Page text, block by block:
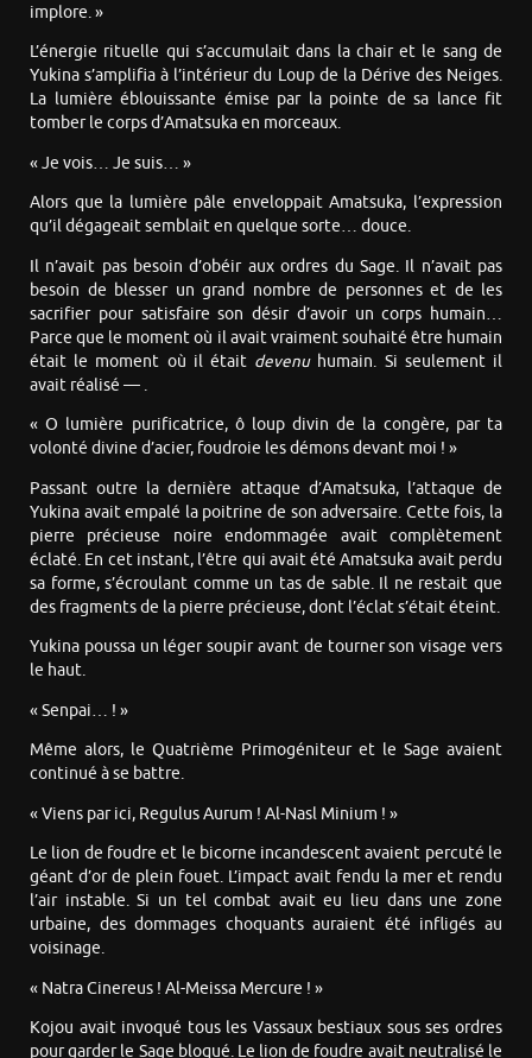
implore. »
L’énergie rituelle qui s’accumulait dans la chair et le sang de
Yukina s’amplifia à l’intérieur du Loup de la Dérive des Neiges.
La lumière éblouissante émise par la pointe de sa lance fit
tomber le corps d’Amatsuka en morceaux.
« Je vois… Je suis… »
Alors que la lumière pâle enveloppait Amatsuka, l’expression
qu’il dégageait semblait en quelque sorte… douce.
Il n’avait pas besoin d’obéir aux ordres du Sage. Il n’avait pas
besoin de blesser un grand nombre de personnes et de les
sacrifier pour satisfaire son désir d’avoir un corps humain…
Parce que le moment où il avait vraiment souhaité être humain
était le moment où il était devenu humain. Si seulement il
avait réalisé — .
« O lumière purificatrice, ô loup divin de la congère, par ta
volonté divine d’acier, foudroie les démons devant moi ! »
Passant outre la dernière attaque d’Amatsuka, l’attaque de
Yukina avait empalé la poitrine de son adversaire. Cette fois, la
pierre précieuse noire endommagée avait complètement
éclaté. En cet instant, l’être qui avait été Amatsuka avait perdu
sa forme, s’écroulant comme un tas de sable. Il ne restait que
des fragments de la pierre précieuse, dont l’éclat s’était éteint.
Yukina poussa un léger soupir avant de tourner son visage vers
le haut.
« Senpai… ! »
Même alors, le Quatrième Primogéniteur et le Sage avaient
continué à se battre.
« Viens par ici, Regulus Aurum ! Al-Nasl Minium ! »
Le lion de foudre et le bicorne incandescent avaient percuté le
géant d’or de plein fouet. L’impact avait fendu la mer et rendu
l’air instable. Si un tel combat avait eu lieu dans une zone
urbaine, des dommages choquants auraient été infligés au
voisinage.
« Natra Cinereus ! Al-Meissa Mercure ! »
Kojou avait invoqué tous les Vassaux bestiaux sous ses ordres
pour garder le Sage bloqué. Le lion de foudre avait neutralisé le